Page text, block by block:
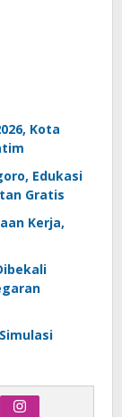
Kota
Edukasi
Gratis
Kerja,